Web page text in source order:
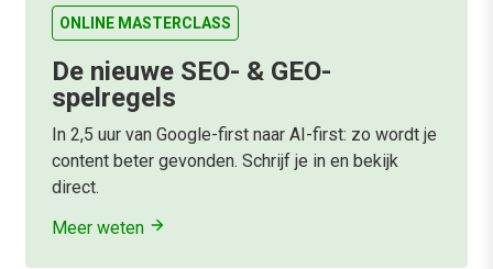
ONLINE MASTERCLASS
De nieuwe SEO- & GEO-
spelregels
In 2,5 uur van Google-first naar AI-first: zo wordt je
content beter gevonden. Schrijf je in en bekijk
direct.
Meer weten